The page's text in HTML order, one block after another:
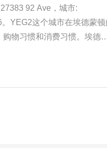
92 Ave，城市:
YEG2这个城市在埃德蒙顿
物习惯和消费习惯。埃德
加拿大第五大城市。